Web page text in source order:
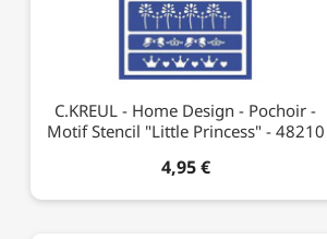
C.KREUL - Home Design - Pochoir -
Motif Stencil "Little Princess" - 48210
4,95 €